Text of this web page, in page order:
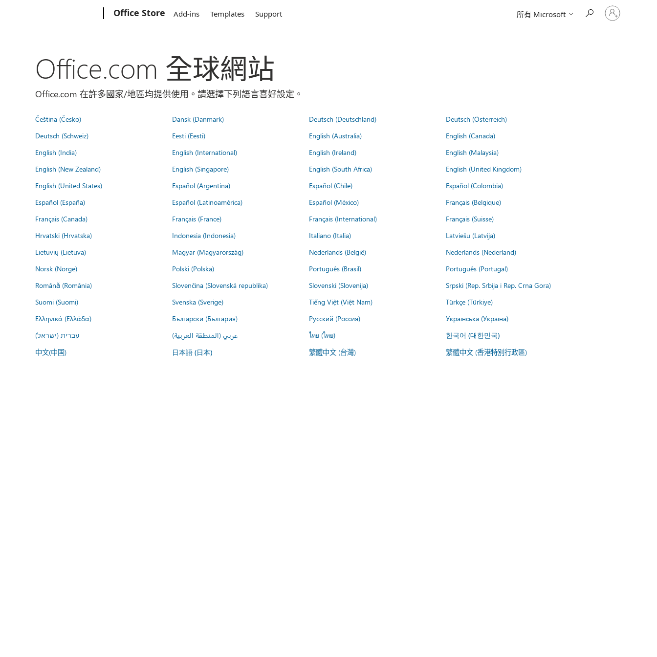
Office Store Add-ins Templates Support 所有 Microsoft
登
入
Office.com 全球網站
Office.com 在許多國家/地區均提供使用。請選擇下列語言喜好設定。
Čeština (Česko) Dansk (Danmark) Deutsch (Deutschland)
Deutsch (Österreich)
Deutsch (Schweiz)
Eesti (Eesti) English (Australia)
English (Canada)
English (India)
English (International) English (Ireland)
English (Malaysia)
English (New Zealand)
English (Singapore) English (South Africa)
English (United Kingdom)
English (United States)
Español (Argentina) Español (Chile)
Español (Colombia)
Español (España)
Español (Latinoamérica) Español (México)
Français (Belgique)
Français (Canada)
Français (France) Français (International)
Français (Suisse)
Hrvatski (Hrvatska)
Indonesia (Indonesia) Italiano (Italia)
Latviešu (Latvija)
Lietuvių (Lietuva)
Magyar (Magyarország) Nederlands (België)
Nederlands (Nederland)
Norsk (Norge)
Polski (Polska) Português (Brasil)
Português (Portugal)
Română (România)
Slovenčina (Slovenská republika) Slovenski (Slovenija)
Srpski (Rep. Srbija i Rep. Crna Gora)
Suomi (Suomi)
Svenska (Sverige) Tiếng Việt (Việt Nam)
Türkçe (Türkiye)
Ελληνικά (Ελλάδα)
Български (България) Русский (Россия)
Українська (Україна)
עברית (ישראל)
عربي (المنطقة العربية) ไทย (ไทย) 한국어 (대한민국)
中文(中国) 日本語 (日本) 繁體中文 (台灣) 繁體中文 (香港特別行政區)